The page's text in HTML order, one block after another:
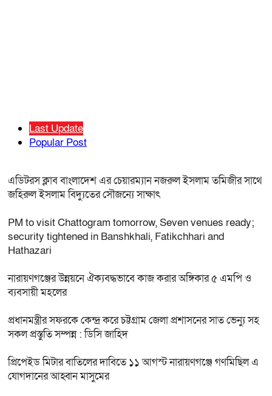
Last Update
Popular Post
এডিটরস ক্লাব বাংলাদেশ এর চেয়ারম্যান নজরুল ইসলাম তমিজীর সাথে
জহিরুল ইসলাম বিদ্যুতের সৌজন্যে সাক্ষাৎ
PM to visit Chattogram tomorrow, Seven venues ready;
security tightened in Banshkhali, Fatikchhari and
Hathazari
নারায়ণগঞ্জের উন্নয়নে ঐক্যবদ্ধভাবে কাজ করার অঙ্গিকার ৫ এমপি ও
ব্যবসায়ী মহলের
প্রধানমন্ত্রীর সফরকে কেন্দ্র করে চট্টগ্রাম জেলা প্রশাসনের সাত ভেন্যু সহ
সকল প্রস্তুতি সম্পন্ন : ডিসি জাহিদ
প্রিপেইড মিটার বাতিলের দাবিতে ১১ আগস্ট নারায়ণগঞ্জে গণমিছিল এ
যোগদানের আহ্বান মাসুমের